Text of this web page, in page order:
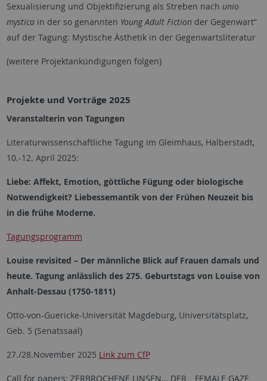
Sexualisierung und Objektifizierung als Streben nach unio
mysticain der so genannten Young Adult Fiction der Gegenwart“
auf der Tagung: Mystische Ästhetik in der Gegenwartsliteratur
(weitere Projektankündigungen folgen)
Projekte und Vorträge 2025
Veranstalterin von Tagungen
Literaturwissenschaftliche Tagung im Gleimhaus, Halberstadt,
10.-12. April 2025:
Liebe: Affekt, Emotion, göttliche Fügung oder biologische
Notwendigkeit? Liebessemantik von der Frühen Neuzeit bis
in die frühe Moderne.
Tagungsprogramm
Louise revisited – Der männliche Blick auf Frauen damals und
heute. Tagung anlässlich des 275. Geburtstags von Louise von
Anhalt-Dessau (1750-1811)
Otto-von-Guericke-Universität Magdeburg, Universitätsplatz,
Geb. 5 (Senatssaal)
27./28.November 2025 Link zum CfP
Call for papers: ZERBROCHENE LINSEN… DER _ FEMALE GAZE_